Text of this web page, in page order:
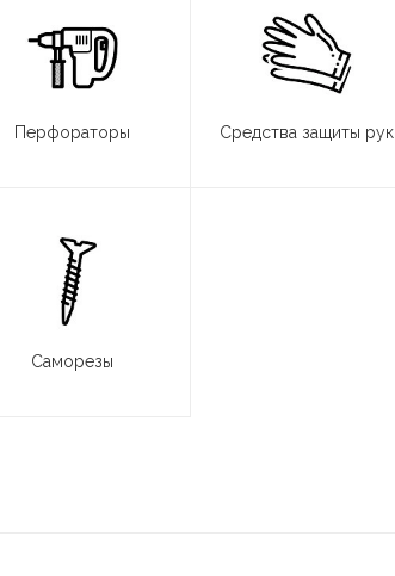
Перфораторы Средства защиты рук
Саморезы